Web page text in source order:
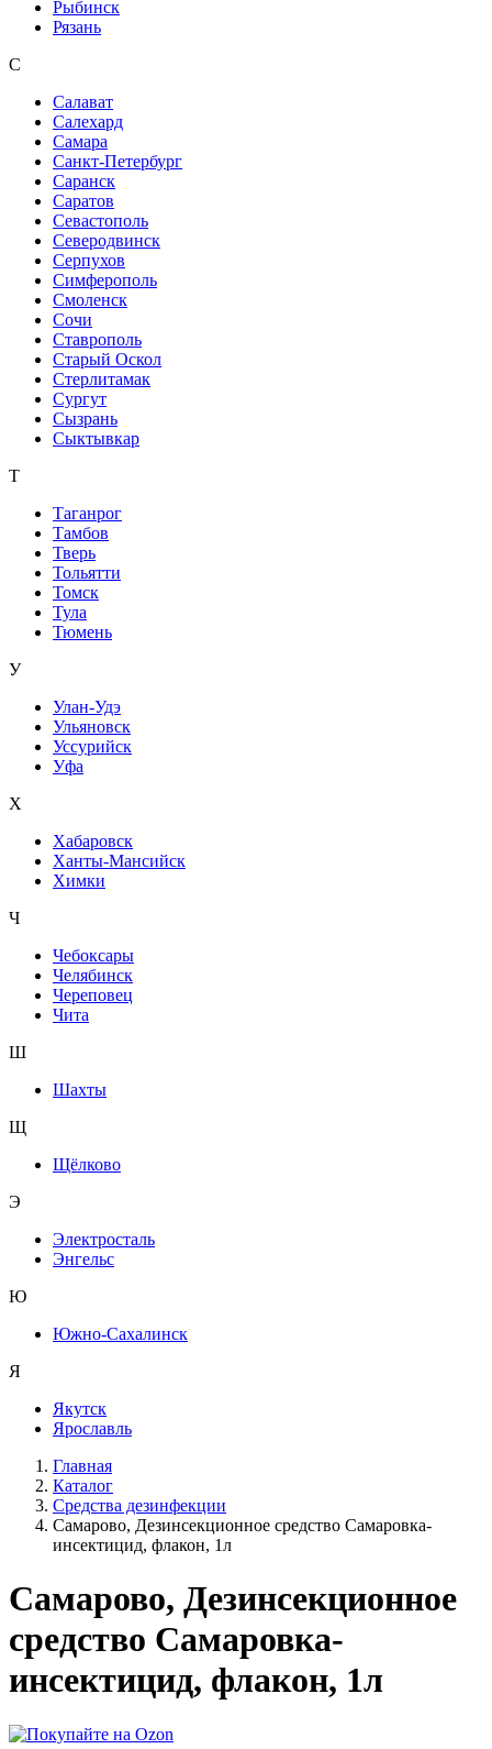
Рыбинск
Рязань
С
Салават
Салехард
Самара
Санкт-Петербург
Саранск
Саратов
Севастополь
Северодвинск
Серпухов
Симферополь
Смоленск
Сочи
Ставрополь
Старый Оскол
Стерлитамак
Сургут
Сызрань
Сыктывкар
Т
Таганрог
Тамбов
Тверь
Тольятти
Томск
Тула
Тюмень
У
Улан-Удэ
Ульяновск
Уссурийск
Уфа
Х
Хабаровск
Ханты-Мансийск
Химки
Ч
Чебоксары
Челябинск
Череповец
Чита
Ш
Шахты
Щ
Щёлково
Э
Электросталь
Энгельс
Ю
Южно-Сахалинск
Я
Якутск
Ярославль
Главная
Каталог
Средства дезинфекции
Самарово, Дезинсекционное средство Самаровка-
инсектицид, флакон, 1л
Самарово, Дезинсекционное
средство Самаровка-
инсектицид, флакон, 1л